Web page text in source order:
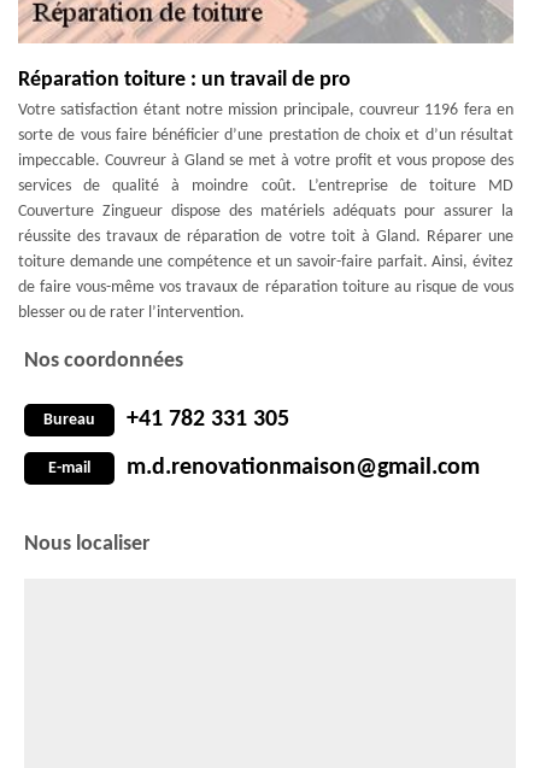
Réparation toiture : un travail de pro
Votre satisfaction étant notre mission principale, couvreur 1196 fera en
sorte de vous faire bénéficier d’une prestation de choix et d’un résultat
impeccable. Couvreur à Gland se met à votre profit et vous propose des
services de qualité à moindre coût. L’entreprise de toiture MD
Couverture Zingueur dispose des matériels adéquats pour assurer la
réussite des travaux de réparation de votre toit à Gland. Réparer une
toiture demande une compétence et un savoir-faire parfait. Ainsi, évitez
de faire vous-même vos travaux de réparation toiture au risque de vous
blesser ou de rater l’intervention.
Nos coordonnées
Bureau +41 782 331 305
E-mail m.d.renovationmaison@gmail.com
Nous localiser